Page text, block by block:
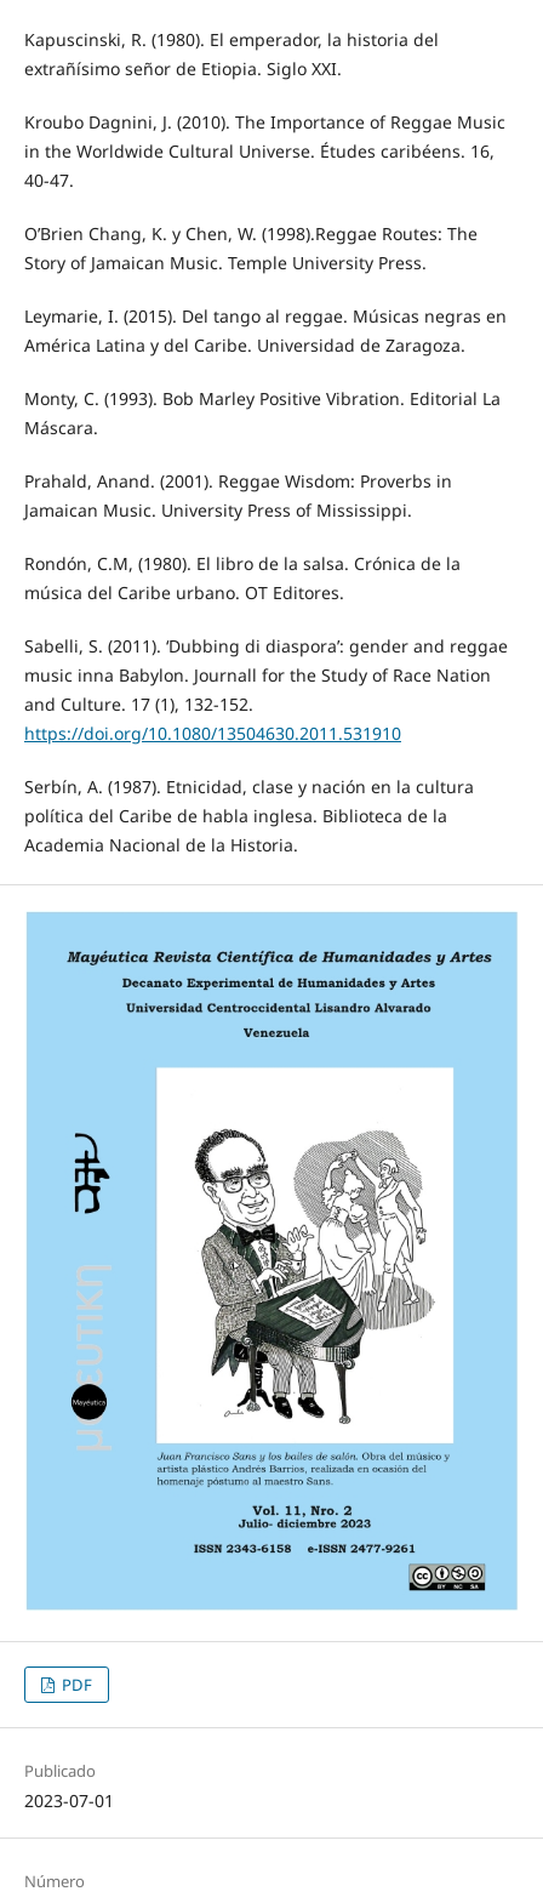
Kapuscinski, R. (1980). El emperador, la historia del
extrañísimo señor de Etiopia. Siglo XXI.
Kroubo Dagnini, J. (2010). The Importance of Reggae Music
in the Worldwide Cultural Universe. Études caribéens. 16,
40-­47.
O’Brien Chang, K. y Chen, W. (1998).Reggae Routes: The
Story of Jamaican Music. Temple University Press.
Leymarie, I. (2015). Del tango al reggae. Músicas negras en
América Latina y del Caribe. Universidad de Zaragoza.
Monty, C. (1993). Bob Marley Positive Vibration. Editorial La
Máscara.
Prahald, Anand. (2001). Reggae Wisdom: Proverbs in
Jamaican Music. University Press of Mississippi.
Rondón, C.M, (1980). El libro de la salsa. Crónica de la
música del Caribe urbano. OT Editores.
Sabelli, S. (2011). ‘Dubbing di diaspora’: gender and reggae
music inna Babylon. Journall for the Study of Race Nation
and Culture. 17 (1), 132-­152.
https://doi.org/10.1080/13504630.2011.531910
Serbín, A. (1987). Etnicidad, clase y nación en la cultura
política del Caribe de habla inglesa. Biblioteca de la
Academia Nacional de la Historia.
PDF
Publicado
2023-07-01
Número